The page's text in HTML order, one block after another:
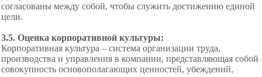
согласованы между собой, чтобы служить достижению единой
цели.
3.5. Оценка корпоративной культуры:
Корпоративная культура – система организации труда,
производства и управления в компании, представляющая собой
совокупность основополагающих ценностей, убеждений,